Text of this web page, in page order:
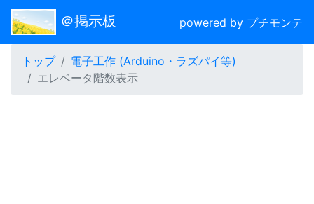
＠掲示板 powered by プチモンテ
トップ
電子工作 (Arduino・ラズパイ等)
エレベータ階数表示